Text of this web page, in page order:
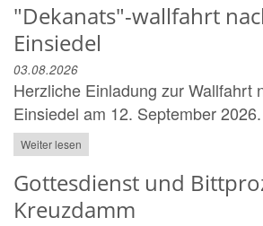
"Dekanats"-wallfahrt
Einsiedel
03.08.2026
Herzliche Einladung zur Wallfahrt
Einsiedel am 12. September
Weiter lesen
Gottesdienst und
Kreuzdamm